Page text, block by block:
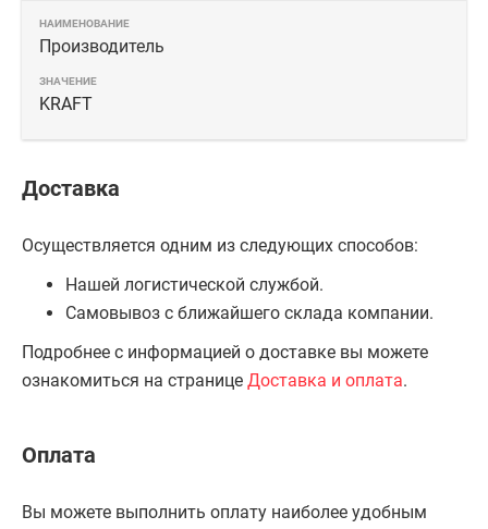
Производитель
KRAFT
Доставка
Осуществляется одним из следующих способов:
Нашей логистической службой.
Самовывоз с ближайшего склада компании.
Подробнее с информацией о доставке вы можете
ознакомиться на странице Доставка и оплата.
Оплата
Вы можете выполнить оплату наиболее удобным